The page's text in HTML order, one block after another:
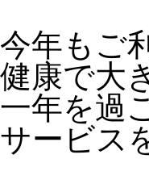
今年もご
健康で大
一年を過
サービス